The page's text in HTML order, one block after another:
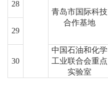
28
青岛市国际科技
合作基地
29
30
中国石油和化学
工业联合会重点
实验室